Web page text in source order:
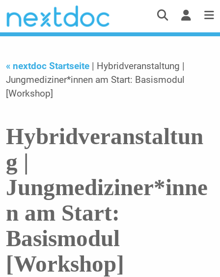
« nextdoc Startseite
| Hybridveranstaltung |
Jungmediziner*innen am Start: Basismodul
[Workshop]
Hybridveranstaltun
g |
Jungmediziner*inne
n am Start:
Basismodul
[Workshop]